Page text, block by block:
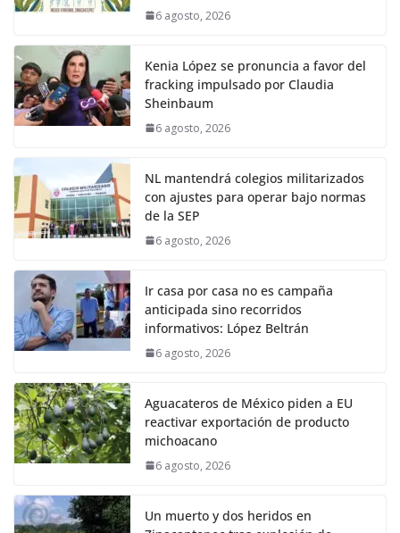
6 agosto, 2026
Kenia López se pronuncia a favor del
fracking impulsado por Claudia
Sheinbaum
6 agosto, 2026
NL mantendrá colegios militarizados
con ajustes para operar bajo normas
de la SEP
6 agosto, 2026
Ir casa por casa no es campaña
anticipada sino recorridos
informativos: López Beltrán
6 agosto, 2026
Aguacateros de México piden a EU
reactivar exportación de producto
michoacano
6 agosto, 2026
Un muerto y dos heridos en